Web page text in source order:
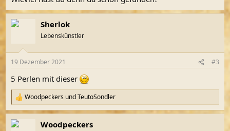
Sherlok
Lebenskünstler
19 Dezember 2021 #3
5 Perlen mit dieser
R
e
a
k
Woodpeckers undTeutoSondler
Woodpeckers